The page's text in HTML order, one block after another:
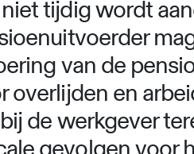
tijdig wordt
van de
overlijden en
de werkgever